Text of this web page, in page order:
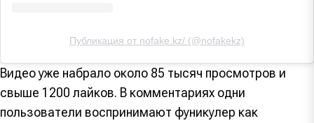
Публикация от nofake.kz/ (@nofakekz)
Видео уже набрало около 85 тысяч просмотров и
свыше 1200 лайков. В комментариях одни
пользователи воспринимают фуникулер как